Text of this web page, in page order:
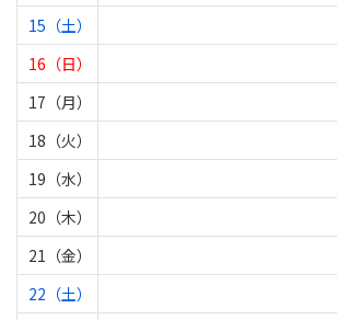
15（土）
16（日）
17（月）
18（火）
19（水）
20（木）
21（金）
22（土）